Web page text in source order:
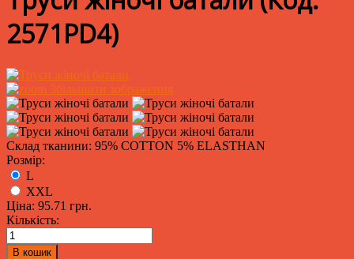
2571PD4)
Збільшити зображення
Склад тканини: 95% COTTON 5% ELASTHAN
Розмір:
L
XXL
Ціна: 95.71 грн.
Кількість: